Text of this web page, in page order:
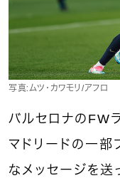
写真：ムツ・カワモリ/アフロ
バルセロナのFW
マドリードの一部
なメッセージを送